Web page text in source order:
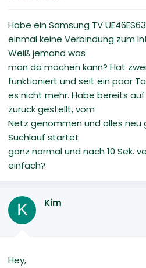
m
Habe ein Samsung TV
einmal keine Verbindung zum
Weiß jemand was
man da machen kann? Hat
funktioniert und seit ein paar
es nicht mehr. Habe bereits
zurück gestellt, vom
Netz genommen und alles
Suchlauf startet
ganz normal und nach 10 Sek.
einfach?
K Kim
Hey,